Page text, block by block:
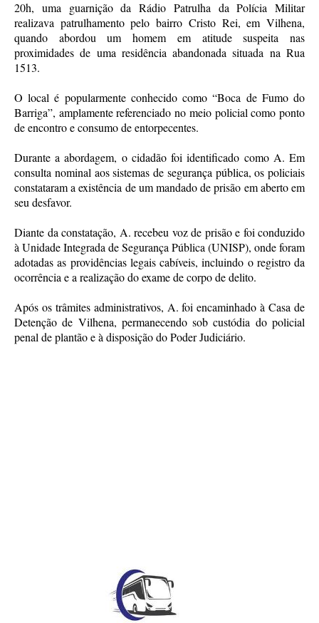
20h, uma guarnição da Rádio Patrulha da Polícia Militar
realizava patrulhamento pelo bairro Cristo Rei, em Vilhena,
quando abordou um homem em atitude suspeita nas
proximidades de uma residência abandonada situada na Rua
1513.
O local é popularmente conhecido como “Boca de Fumo do
Barriga”, amplamente referenciado no meio policial como ponto
de encontro e consumo de entorpecentes.
Durante a abordagem, o cidadão foi identificado como A. Em
consulta nominal aos sistemas de segurança pública, os policiais
constataram a existência de um mandado de prisão em aberto em
seu desfavor.
Diante da constatação, A. recebeu voz de prisão e foi conduzido
à Unidade Integrada de Segurança Pública (UNISP), onde foram
adotadas as providências legais cabíveis, incluindo o registro da
ocorrência e a realização do exame de corpo de delito.
Após os trâmites administrativos, A. foi encaminhado à Casa de
Detenção de Vilhena, permanecendo sob custódia do policial
penal de plantão e à disposição do Poder Judiciário.